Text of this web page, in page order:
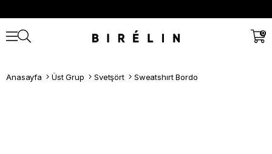
0
Anasayfa Üst Grup Svetşört Sweatshırt Bordo